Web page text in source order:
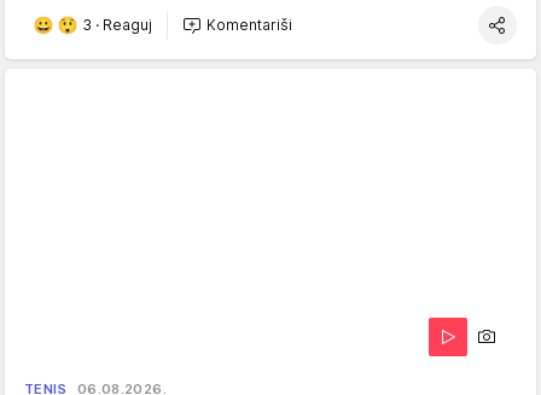
3 · Reaguj Komentariši
TENIS 06.08.2026.